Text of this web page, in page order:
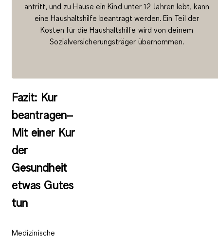
antritt, und zu Hause ein Kind unter 12 Jahren lebt, kann
eine Haushaltshilfe beantragt werden. Ein Teil der
Kosten für die Haushaltshilfe wird von deinem
Sozialversicherungsträger übernommen.
Fazit: Kur
beantragen–
Mit einer Kur
der
Gesundheit
etwas Gutes
tun
Medizinische